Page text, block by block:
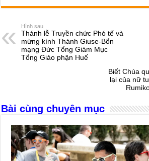
c
e
b
o
ss
n
g
at
A
p
e
a
d
er
Hình sau
Thánh lễ Truyền chức Phó tế và
mừng kính Thánh Giuse-Bổn
mạng Đức Tổng Giám Mục
Tổng Giáo phận Huế
Biết Chúa
lại của nữ
Bài cùng chuyên mục